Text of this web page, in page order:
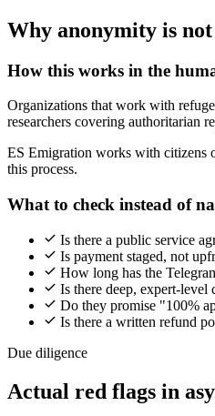
Why anonymity is
How this works in the
Organizations that work with
researchers covering authoritarian
ES Emigration works with citizens
this process.
What to check instead of
Is there a public service
Is payment staged, not
How long has the
Is there deep, expert-level
Do they promise "100%
Is there a written refund
Due diligence
Actual red flags in